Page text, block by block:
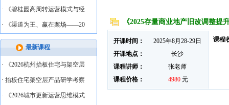
· 《碧桂园高周转运营模式与经
· 《渠道为王、赢在案场——20
最新课程
· 《2026杭州抬板住宅与架空层
· 抬板住宅架空层产品研学考察
· 《2026城市更新运营思维模式
《2025存量商业地产旧改调整
开课时间：
2025年8月28-29日
开课地点：
长沙
课程讲师：
张老师
课程价格：
4980 元
课程